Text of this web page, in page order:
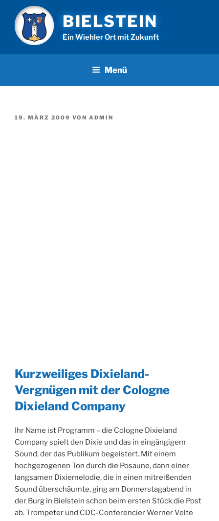
Inhalt
springen
BIELSTEIN
Ein Wiehler Ort mit Zukunft
Menü
VERÖFFENTLICHT
19. MÄRZ 2009 VON ADMIN
Kurzweiliges Dixieland-
Vergnügen mit der Cologne
Dixieland Company
Ihr Name ist Programm – die Cologne Dixieland
Company spielt den Dixie und das in eingängigem
Sound, der das Publikum begeistert. Mit einem
hochgezogenen Ton durch die Posaune, dann einer
langsamen Dixiemelodie, die in einen mitreißenden
Sound überschäumte, ging am Donnerstagabend in
der Burg in Bielstein schon beim ersten Stück die Post
ab. Trompeter und CDC-Conferencier Werner Velte